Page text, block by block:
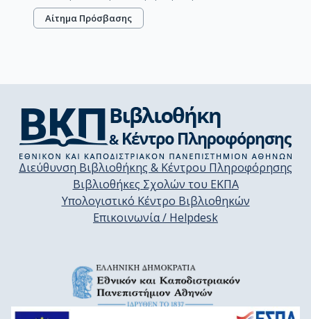
Αίτημα Πρόσβασης
Διεύθυνση Βιβλιοθήκης & Κέντρου Πληροφόρησης
Βιβλιοθήκες Σχολών του ΕΚΠΑ
Υπολογιστικό Κέντρο Βιβλιοθηκών
Επικοινωνία / Helpdesk